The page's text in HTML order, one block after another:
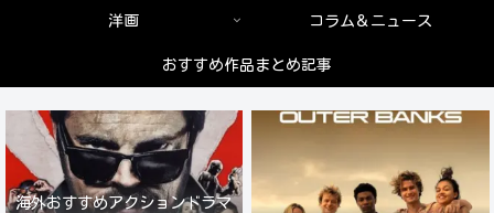
洋画 コラム＆ニュース
おすすめ作品まとめ記事
海外おすすめアクションドラマ